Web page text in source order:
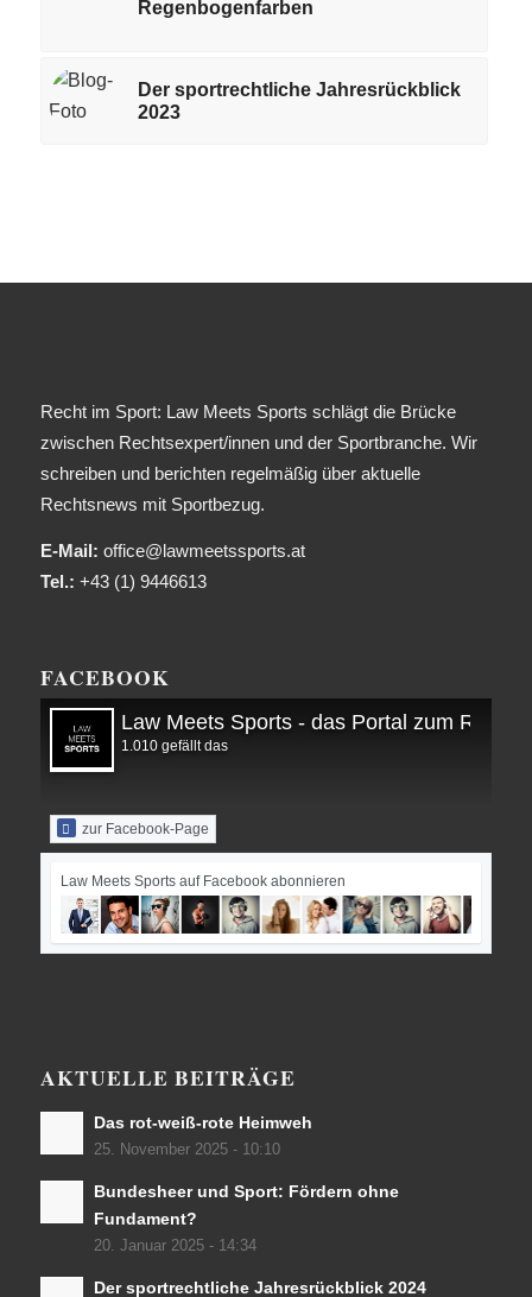
Regenbogenfarben
Der sportrechtliche Jahresrückblick
2023
Recht im Sport: Law Meets Sports schlägt die Brücke
zwischen Rechtsexpert/innen und der Sportbranche. Wir
schreiben und berichten regelmäßig über aktuelle
Rechtsnews mit Sportbezug.
E-Mail: office@lawmeetssports.at
Tel.: +43 (1) 9446613
FACEBOOK
Law Meets Sports - das Portal zum Recht
1.010 gefällt das
zur Facebook-Page
Law Meets Sports auf Facebook abonnieren
AKTUELLE BEITRÄGE
Das rot-weiß-rote Heimweh
25. November 2025 - 10:10
Bundesheer und Sport: Fördern ohne
Fundament?
20. Januar 2025 - 14:34
Der sportrechtliche Jahresrückblick 2024